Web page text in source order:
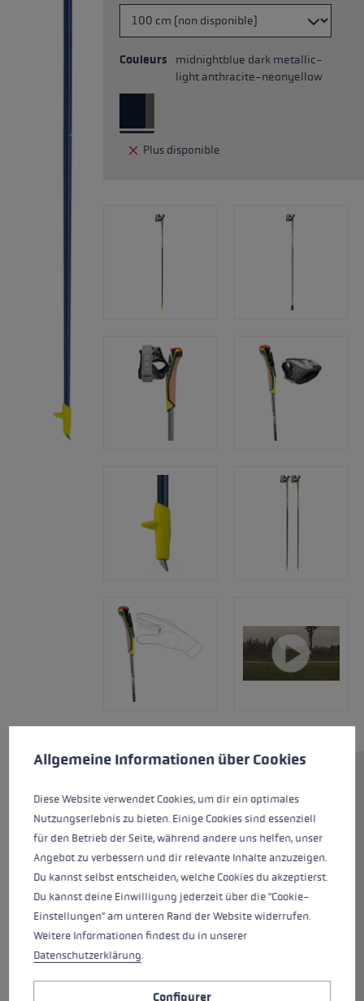
Couleurs
midnightblue dark metallic-
light anthracite-neonyellow
Plus disponible
faisant de la marche nordique ?
Alors le Speed Pacer Lite est
votre partenaire idéal. Ce bâton
un brin léger, fabriqué à 85 % en
carbone, est équipé du nouveau
Nordic Shark. La technologie de
poignée à dragonne Nordic
Shark assure une transmission
optimale de puissance ainsi
qu'un guidage et un contrôle
Préférences en matière de cookies
This website uses cookies to give you the best possible experience.
Allgemeine Informationen über Cookies
Diese Website verwendet Cookies, um dir ein optimales
Nutzungserlebnis zu bieten. Einige Cookies sind essenziell
für den Betrieb der Seite, während andere uns helfen, unser
Angebot zu verbessern und dir relevante Inhalte anzuzeigen.
Du kannst selbst entscheiden, welche Cookies du akzeptierst.
Du kannst deine Einwilligung jederzeit über die "Cookie-
Einstellungen" am unteren Rand der Website widerrufen.
Weitere Informationen findest du in unserer
Datenschutzerklärung.
Configurer